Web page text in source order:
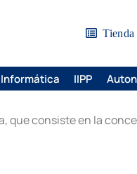
Tienda
Informática IIPP
consiste en la